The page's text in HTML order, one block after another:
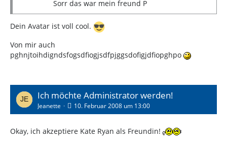
Sorr das war mein freund P
Dein Avatar ist voll cool.
Von mir auch
pghnjtoihdigndsfogsdfiogjsdfpjggsdofigjdfiopghpo
Ich möchte Administrator werden!
Jeanette 10. Februar 2008 um 13:00
Okay, ich akzeptiere Kate Ryan als Freundin!